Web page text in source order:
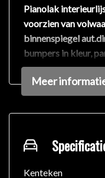
Pianolak
voorzien van
binnenspiegel
bumpers in kleur,
(exterieur), chroom
(vanaf stuurwiel
control, extra getint
geschikt, blue-
regensensor,
ISOFIX aansluiting
zwarte hemel, kleur
Meer
Kenteken